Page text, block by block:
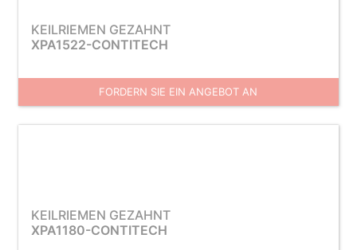
KEILRIEMEN GEZAHNT
XPA1522-CONTITECH
FORDERN SIE EIN ANGEBOT AN
KEILRIEMEN GEZAHNT
XPA1180-CONTITECH